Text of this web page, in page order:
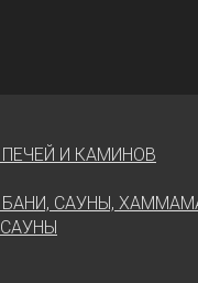
И КАМИНОВ
САУНЫ,